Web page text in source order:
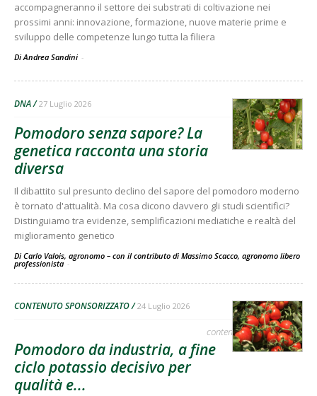
accompagneranno il settore dei substrati di coltivazione nei
prossimi anni: innovazione, formazione, nuove materie prime e
sviluppo delle competenze lungo tutta la filiera
Di Andrea Sandini -
DNA 27 Luglio 2026
Pomodoro senza sapore? La
genetica racconta una storia
diversa
Il dibattito sul presunto declino del sapore del pomodoro moderno
è tornato d'attualità. Ma cosa dicono davvero gli studi scientifici?
Distinguiamo tra evidenze, semplificazioni mediatiche e realtà del
miglioramento genetico
Di Carlo Valois, agronomo – con il contributo di Massimo Scacco, agronomo libero
professionista -
CONTENUTO SPONSORIZZATO 24 Luglio 2026
contenuto sponsorizzato
Pomodoro da industria, a fine
ciclo potassio decisivo per
qualità e...